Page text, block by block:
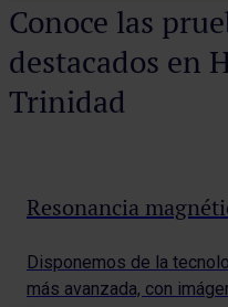
Conoce las
destacados en
Trinidad
Resonancia
Disponemos de la
más avanzada, con